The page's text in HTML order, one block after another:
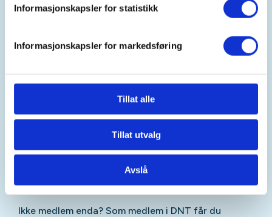
Informasjonskapsler for statistikk
Informasjonskapsler for markedsføring
Tillat alle
Tillat utvalg
Avslå
Distanse og varighet dag 2:25 km og 7 -8 timer fra
Gradering:Krevende tur over Folgefonna. Lengre
Felles busstransport
Kart:Turkart Folgefonna 2663 eller Norgeskart
Busstur, overnatting, turledelse,
Ikke medlem enda? Som medlem i DNT får du